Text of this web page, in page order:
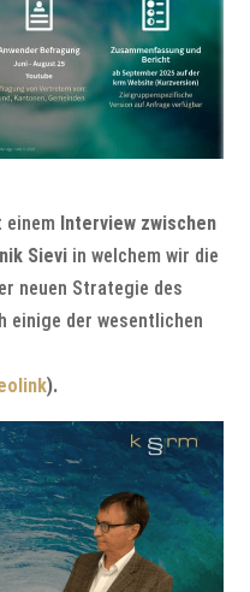
Interview zwischen
Sievi in welchem wir die
neuen Strategie des
einige der wesentlichen
).